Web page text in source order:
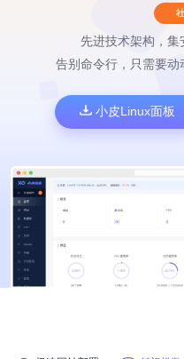
先进技术架构，
告别命令行，只需要
小皮Linux面板